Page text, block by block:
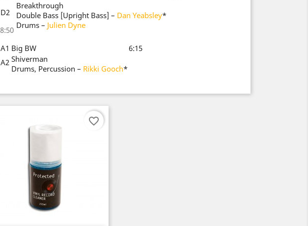
D2
Breakthrough
Double Bass [Upright Bass] – Dan Yeabsley*
Drums – Julien Dyne
8:50
A1 Big BW
6:15
A2 Shiverman
Drums, Percussion – Rikki Gooch*
favorite_border